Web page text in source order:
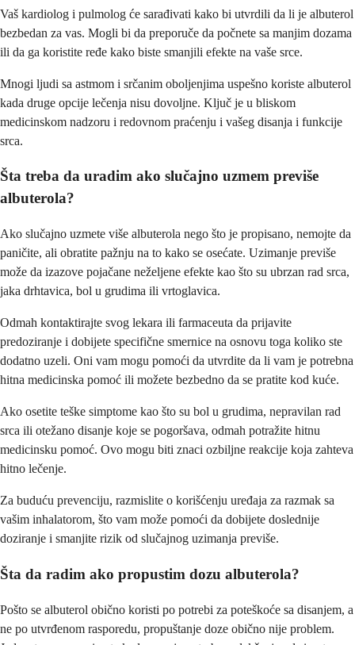
Vaš kardiolog i pulmolog će sarađivati kako bi utvrdili da li je albuterol
bezbedan za vas. Mogli bi da preporuče da počnete sa manjim dozama
ili da ga koristite ređe kako biste smanjili efekte na vaše srce.
Mnogi ljudi sa astmom i srčanim oboljenjima uspešno koriste albuterol
kada druge opcije lečenja nisu dovoljne. Ključ je u bliskom
medicinskom nadzoru i redovnom praćenju i vašeg disanja i funkcije
srca.
Šta treba da uradim ako slučajno uzmem previše
albuterola?
Ako slučajno uzmete više albuterola nego što je propisano, nemojte da
paničite, ali obratite pažnju na to kako se osećate. Uzimanje previše
može da izazove pojačane neželjene efekte kao što su ubrzan rad srca,
jaka drhtavica, bol u grudima ili vrtoglavica.
Odmah kontaktirajte svog lekara ili farmaceuta da prijavite
predoziranje i dobijete specifične smernice na osnovu toga koliko ste
dodatno uzeli. Oni vam mogu pomoći da utvrdite da li vam je potrebna
hitna medicinska pomoć ili možete bezbedno da se pratite kod kuće.
Ako osetite teške simptome kao što su bol u grudima, nepravilan rad
srca ili otežano disanje koje se pogoršava, odmah potražite hitnu
medicinsku pomoć. Ovo mogu biti znaci ozbiljne reakcije koja zahteva
hitno lečenje.
Za buduću prevenciju, razmislite o korišćenju uređaja za razmak sa
vašim inhalatorom, što vam može pomoći da dobijete doslednije
doziranje i smanjite rizik od slučajnog uzimanja previše.
Šta da radim ako propustim dozu albuterola?
Pošto se albuterol obično koristi po potrebi za poteškoće sa disanjem, a
ne po utvrđenom rasporedu, propuštanje doze obično nije problem.